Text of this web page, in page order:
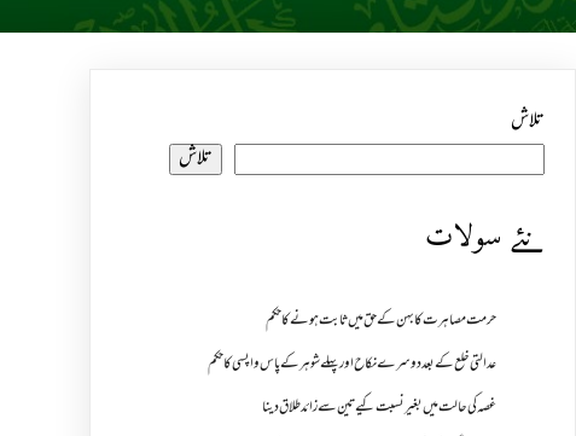
تلاش
تلاش
نئے سولات
حرمت مصاہرت کا بہن کے حق میں ثابت ہونے کا حکم
عدالتی خلع کے بعد دوسرے نکاح اور پہلے شوہر کے پاس واپسی کا حکم
غصہ کی حالت میں بغیر نسبت کیے تین سے زائد طلاق دینا